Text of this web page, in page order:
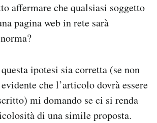
affermare che qualsiasi soggetto
pagina web in rete sarà
ipotesi sia corretta (se non
che l’articolo dovrà essere
mi domando se ci si renda
di una simile proposta.